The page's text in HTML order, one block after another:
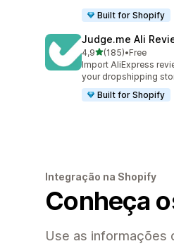
Built for Shopify
Judge.me Ali
4,9de 5 estrelas
(185)
185 total de avaliações
•Free
Import AliExpress
your dropshipping
Built for Shopify
Integração na Shopify
Conheça
Use as informações